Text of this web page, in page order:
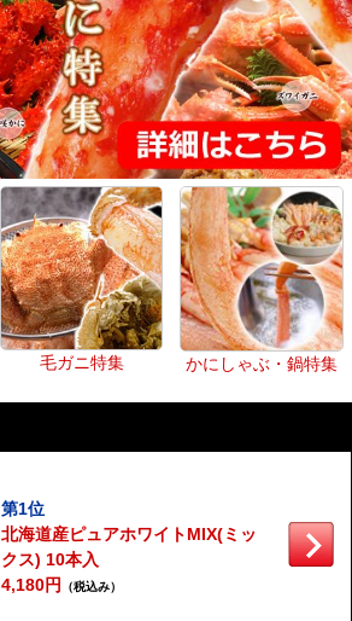
毛ガニ特集 かにしゃぶ・鍋特集
第1位
北海道産ピュアホワイトMIX(ミッ
クス) 10本入
4,180円
（税込み）